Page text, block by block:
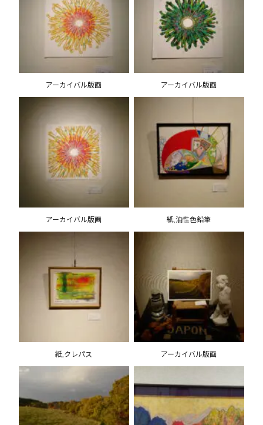
アーカイバル版画 アーカイバル版画
アーカイバル版画 紙,油性色鉛筆
紙,クレパス アーカイバル版画